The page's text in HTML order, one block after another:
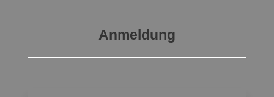
Anmeldung